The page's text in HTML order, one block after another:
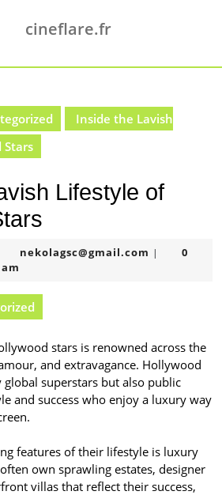
cineflare.fr
Inside the Lavish
Stars
Lifestyle of
nekolagsc@gmail.com |
0
stars is renowned across the
and extravagance. Hollywood
superstars but also public
and success who enjoy a luxury way
features of their lifestyle is luxury
own sprawling estates, designer
villas that reflect their success,